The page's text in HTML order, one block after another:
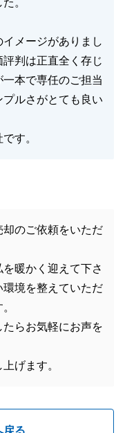
。
メージがありまし
判は正直全く存じ
本で専任のご担当
ルさがとても良い
す。
のご依頼をいただ
暖かく迎えて下さ
環境を整えていただ
らお気軽にお声を
げます。
戻る